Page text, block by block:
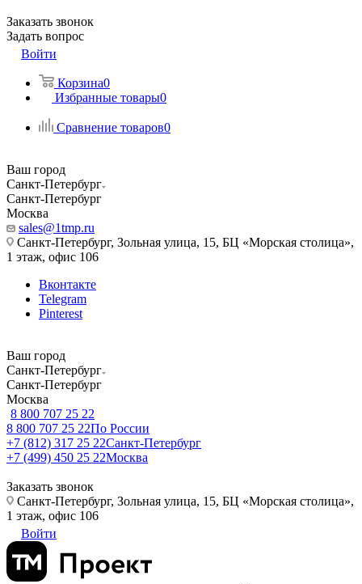
Заказать звонок
Задать вопрос
Войти
Корзина0
Избранные товары0
Сравнение товаров0
Ваш город
Санкт-Петербург
Санкт-Петербург
Москва
sales@1tmp.ru
Санкт-Петербург, Зольная улица, 15, БЦ «Морская столица»,
1 этаж, офис 106
Вконтакте
Telegram
Pinterest
Ваш город
Санкт-Петербург
Санкт-Петербург
Москва
8 800 707 25 22
8 800 707 25 22По России
+7 (812) 317 25 22Санкт-Петербург
+7 (499) 450 25 22Москва
Заказать звонок
Санкт-Петербург, Зольная улица, 15, БЦ «Морская столица»,
1 этаж, офис 106
Войти